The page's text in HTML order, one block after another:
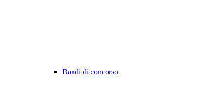
Bandi di concorso